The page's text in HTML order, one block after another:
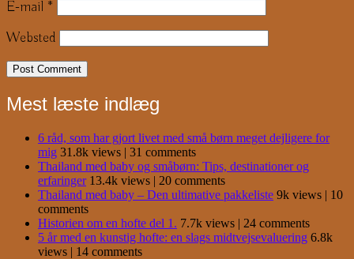
E-mail *
Websted
Mest læste indlæg
6 råd, som har gjort livet med små børn meget dejligere for
mig 31.8k views | 31 comments
Thailand med baby og småbørn: Tips, destinationer og
erfaringer 13.4k views | 20 comments
Thailand med baby – Den ultimative pakkeliste 9k views | 10
comments
Historien om en hofte del 1. 7.7k views | 24 comments
5 år med en kunstig hofte: en slags midtvejsevaluering 6.8k
views | 14 comments